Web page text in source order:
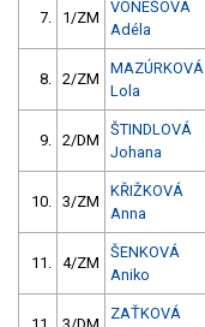
7. 1/ZM
VONEŠOVÁ
Adéla
8. 2/ZM
MAZÚRKOVÁ
Lola
9. 2/DM
ŠTINDLOVÁ
Johana
10. 3/ZM
KŘIŽKOVÁ
Anna
11. 4/ZM
ŠENKOVÁ
Aniko
ZAŤKOVÁ